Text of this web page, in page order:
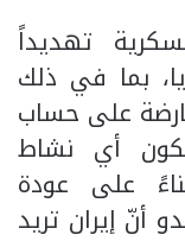
تهديداً
بما في ذلك
على حساب
أي نشاط
على عودة
أنّ إيران تريد